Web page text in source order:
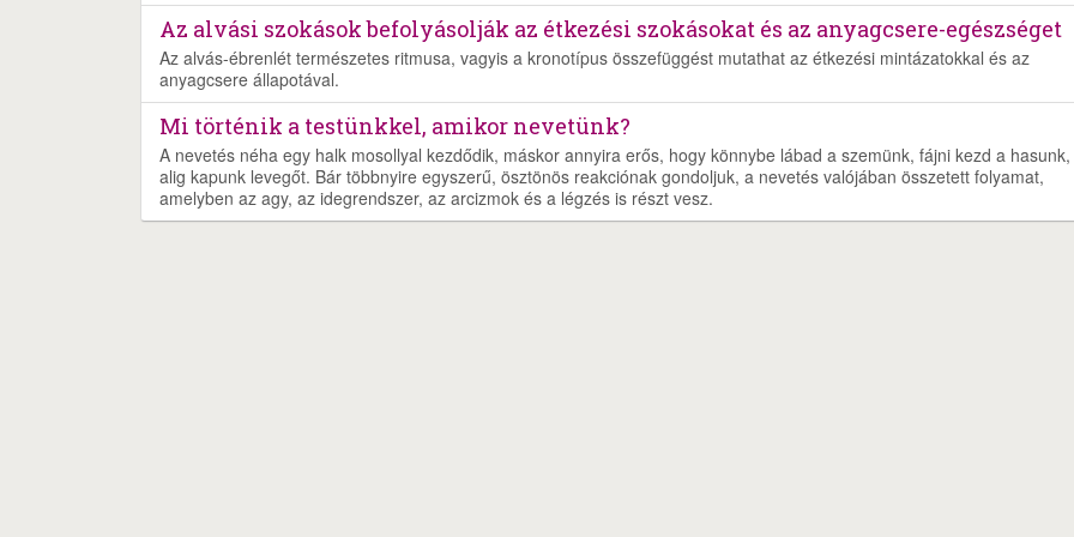
Az alvási szokások befolyásolják az étkezési szokásokat és az anyagcsere-egészséget
Az alvás-ébrenlét természetes ritmusa, vagyis a kronotípus összefüggést mutathat az étkezési mintázatokkal és az
anyagcsere állapotával.
Mi történik a testünkkel, amikor nevetünk?
A nevetés néha egy halk mosollyal kezdődik, máskor annyira erős, hogy könnybe lábad a szemünk, fájni kezd a
alig kapunk levegőt. Bár többnyire egyszerű, ösztönös reakciónak gondoljuk, a nevetés valójában összetett folyamat,
amelyben az agy, az idegrendszer, az arcizmok és a légzés is részt vesz.